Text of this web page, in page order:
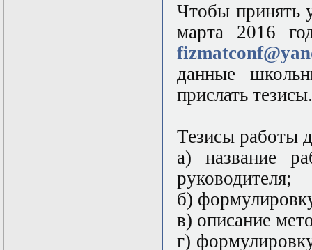
Чтобы принять
марта 2016
данные
прислать тезисы.
Тезисы работы
а) название
руководителя;
б)
в) описание
г)